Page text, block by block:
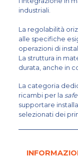
industriali.
La regolabilità
alle specifiche
operazioni di
La struttura in
durata, anche in
La categoria
ricambi per la
supportare
selezionati dei